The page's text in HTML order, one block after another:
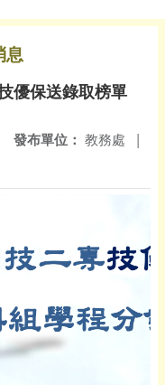
息
優保送錄取榜單
發布單位： 教務處 |